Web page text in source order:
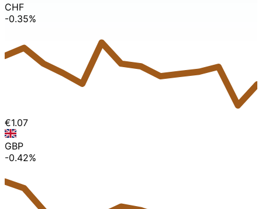
CHF
-0.35%
€1.07
GBP
-0.42%